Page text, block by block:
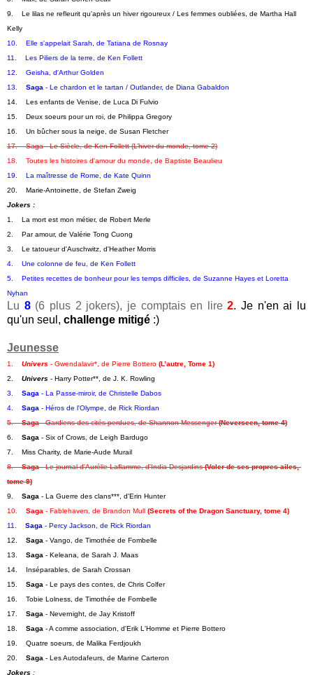
9.    Le lilas ne refleurit qu'après un hiver rigoureux / Les femmes oubliées, de Martha Hall
Kelly
10.    Elle s'appelait Sarah, de Tatiana de Rosnay
11.    Les Piliers de la terre, de Ken Follett
12.    Geisha, d'Arthur Golden
13. Saga - Le chardon et le tartan / Outlander, de Diana Gabaldon
14.    Les enfants de Venise, de Luca Di Fulvio
15.    Deux soeurs pour un roi, de Philippa Gregory
16.    Un bûcher sous la neige, de Susan Fletcher
17. Saga - Le Siècle, de Ken Follett (L’hiver du monde, tome 2)
18.    Toutes les histoires d'amour du monde, de Baptiste Beaulieu
19.    La maîtresse de Rome, de Kate Quinn
20.    Marie-Antoinette, de Stefan Zweig
Jokers :
1.    La mort est mon métier, de Robert Merle
2.    Par amour, de Valérie Tong Cuong
3.    Le tatoueur d'Auschwitz, d'Heather Morris
4.    Une colonne de feu, de Ken Follett
5.    Petites recettes de bonheur pour les temps difficiles, de Suzanne Hayes et Loretta
Nyhan
Lu 8(6 plus 2 jokers), je comptais en lire2. Je n'en ai lu
qu'un seul, challenge mitigé :)
Jeunesse
1. Univers - Gwendalavir*, de Pierre Bottero (L’autre, Tome 1)
2. Univers - Harry Potter**, de J. K. Rowling
3. Saga - La Passe-miroir, de Christelle Dabos
4. Saga - Héros de l'Olympe, de Rick Riordan
5. Saga - Gardiens des cités perdues, de Shannon Messenger (Neverseen, tome 4)
6. Saga - Six of Crows, de Leigh Bardugo
7.    Miss Charity, de Marie-Aude Murail
8. Saga - Le journal d'Aurélie Laflamme, d'India Desjardins (Voler de ses propres ailes,
tome 9)
9. Saga - La Guerre des clans***, d'Erin Hunter
10. Saga - Fablehaven, de Brandon Mull (Secrets of the Dragon Sanctuary, tome 4)
11. Saga - Percy Jackson, de Rick Riordan
12. Saga - Vango, de Timothée de Fombelle
13. Saga - Keleana, de Sarah J. Maas
14.    Inséparables, de Sarah Crossan
15. Saga - Le pays des contes, de Chris Colfer
16.    Tobie Lolness, de Timothée de Fombelle
17. Saga - Nevernight, de Jay Kristoff
18. Saga - A comme association, d'Erik L'Homme et Pierre Bottero
19.    Quatre soeurs, de Malika Ferdjoukh
20. Saga - Les Autodafeurs, de Marine Carteron
Jokers :